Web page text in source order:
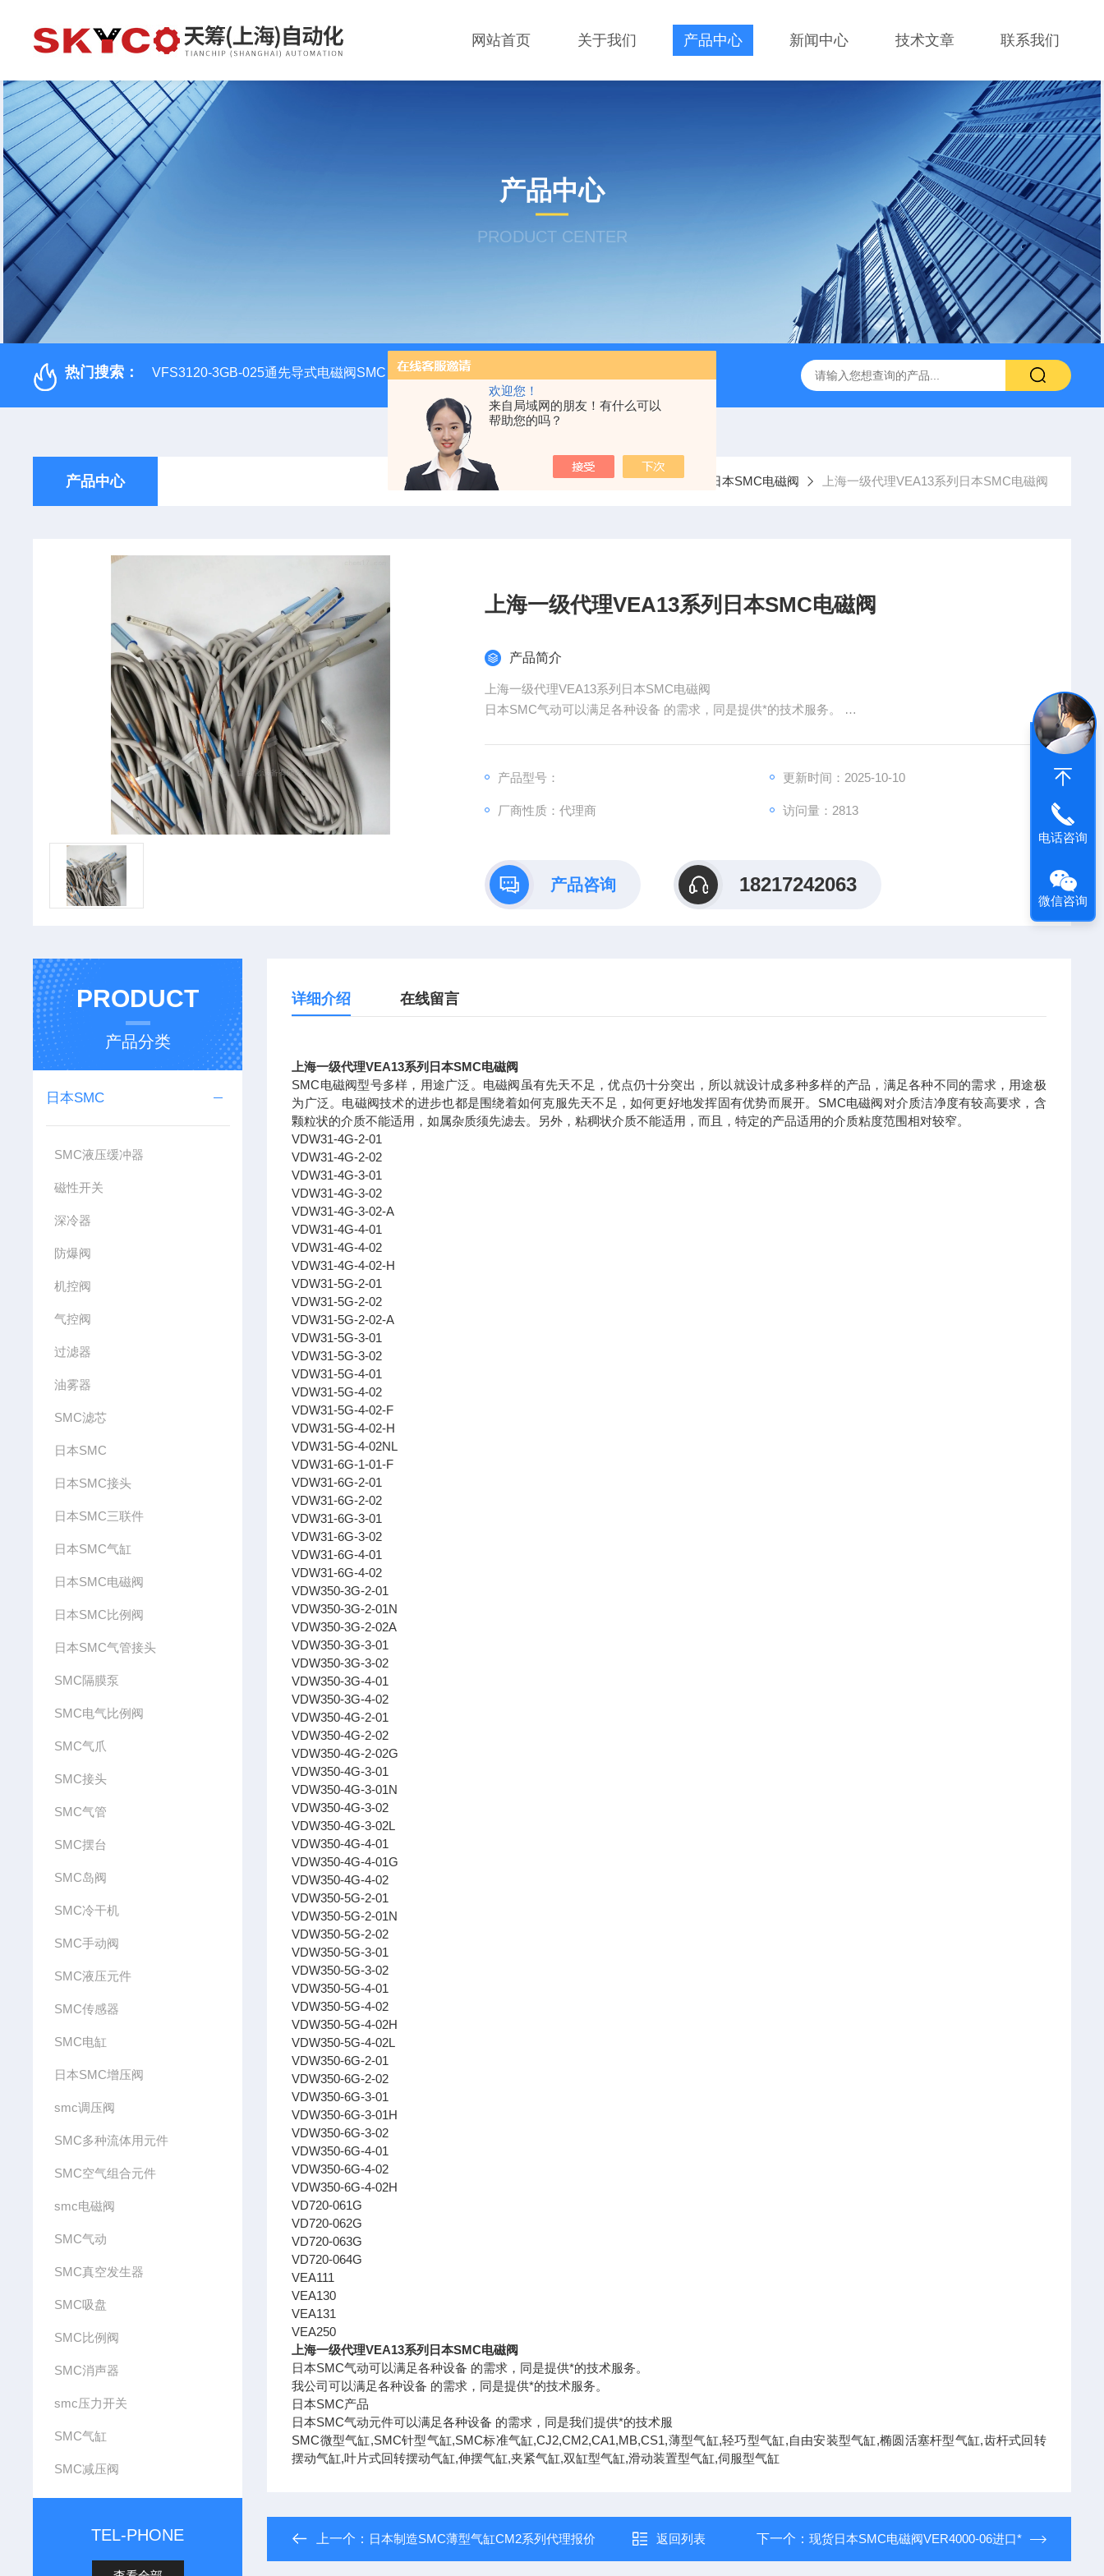
欢迎您！
来自局域网的朋友！有什么可以
帮助您的吗？
网站首页 关于我们 产品中心 新闻中心 技术文章 联系我们
产品中心
PRODUCT CENTER
热门搜索： VFS3120-3GB-025通先导式电磁阀SMC SMC气动香港营业所 AVL-20-25-S6德国FESTO气动 ORIENTALMOTOR东方马达
产品中心 当前位置： 产品中心 日本SMC 日本SMC电磁阀 上海一级代理VEA13系列日本SMC电磁阀
上海一级代理VEA13系列日本SMC电磁阀
产品简介
上海一级代理VEA13系列日本SMC电磁阀
日本SMC气动可以满足各种设备 的需求，同是提供*的技术服务。
产品型号： 更新时间：2025-10-10
厂商性质：代理商 访问量：2813
产品咨询 18217242063
PRODUCT
产品分类
日本SMC
SMC液压缓冲器
磁性开关
深冷器
防爆阀
机控阀
气控阀
过滤器
油雾器
SMC滤芯
日本SMC
日本SMC接头
日本SMC三联件
日本SMC气缸
日本SMC电磁阀
日本SMC比例阀
日本SMC气管接头
SMC隔膜泵
SMC电气比例阀
SMC气爪
SMC接头
SMC气管
SMC摆台
SMC岛阀
SMC冷干机
SMC手动阀
SMC液压元件
SMC传感器
SMC电缸
日本SMC增压阀
smc调压阀
SMC多种流体用元件
SMC空气组合元件
smc电磁阀
SMC气动
SMC真空发生器
SMC吸盘
SMC比例阀
SMC消声器
smc压力开关
SMC气缸
SMC减压阀
TEL-PHONE
详细介绍 在线留言
上海一级代理VEA13系列日本SMC电磁阀
SMC电磁阀型号多样，用途广泛。电磁阀虽有先天不足，优点仍十分突出，所以就设计成多种多样的产品，满足各种不同的需求，用途极
为广泛。电磁阀技术的进步也都是围绕着如何克服先天不足，如何更好地发挥固有优势而展开。SMC电磁阀对介质洁净度有较高要求，含
颗粒状的介质不能适用，如属杂质须先滤去。另外，粘稠状介质不能适用，而且，特定的产品适用的介质粘度范围相对较窄。
VDW31-4G-2-01
VDW31-4G-2-02
VDW31-4G-3-01
VDW31-4G-3-02
VDW31-4G-3-02-A
VDW31-4G-4-01
VDW31-4G-4-02
VDW31-4G-4-02-H
VDW31-5G-2-01
VDW31-5G-2-02
VDW31-5G-2-02-A
VDW31-5G-3-01
VDW31-5G-3-02
VDW31-5G-4-01
VDW31-5G-4-02
VDW31-5G-4-02-F
VDW31-5G-4-02-H
VDW31-5G-4-02NL
VDW31-6G-1-01-F
VDW31-6G-2-01
VDW31-6G-2-02
VDW31-6G-3-01
VDW31-6G-3-02
VDW31-6G-4-01
VDW31-6G-4-02
VDW350-3G-2-01
VDW350-3G-2-01N
VDW350-3G-2-02A
VDW350-3G-3-01
VDW350-3G-3-02
VDW350-3G-4-01
VDW350-3G-4-02
VDW350-4G-2-01
VDW350-4G-2-02
VDW350-4G-2-02G
VDW350-4G-3-01
VDW350-4G-3-01N
VDW350-4G-3-02
VDW350-4G-3-02L
VDW350-4G-4-01
VDW350-4G-4-01G
VDW350-4G-4-02
VDW350-5G-2-01
VDW350-5G-2-01N
VDW350-5G-2-02
VDW350-5G-3-01
VDW350-5G-3-02
VDW350-5G-4-01
VDW350-5G-4-02
VDW350-5G-4-02H
VDW350-5G-4-02L
VDW350-6G-2-01
VDW350-6G-2-02
VDW350-6G-3-01
VDW350-6G-3-01H
VDW350-6G-3-02
VDW350-6G-4-01
VDW350-6G-4-02
VDW350-6G-4-02H
VD720-061G
VD720-062G
VD720-063G
VD720-064G
VEA111
VEA130
VEA131
VEA250
上海一级代理VEA13系列日本SMC电磁阀
日本SMC气动可以满足各种设备 的需求，同是提供*的技术服务。
我公司可以满足各种设备 的需求，同是提供*的技术服务。
日本SMC产品
日本SMC气动元件可以满足各种设备 的需求，同是我们提供*的技术服
SMC微型气缸,SMC针型气缸,SMC标准气缸,CJ2,CM2,CA1,MB,CS1,薄型气缸,轻巧型气缸,自由安装型气缸,椭圆活塞杆型气缸,齿杆式回转
摆动气缸,叶片式回转摆动气缸,伸摆气缸,夹紧气缸,双缸型气缸,滑动装置型气缸,伺服型气缸
上一个： 日本制造SMC薄型气缸CM2系列代理报价 返回列表 下一个： 现货日本SMC电磁阀VER4000-06进口*
电话咨询
微信咨询